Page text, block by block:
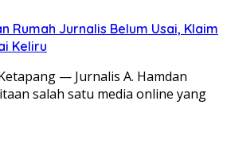
Rumah Jurnalis Belum Usai, Klaim
Keliru
— Jurnalis A. Hamdan
salah satu media online yang